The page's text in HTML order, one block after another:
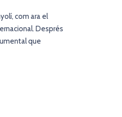
com ara el
Després
que